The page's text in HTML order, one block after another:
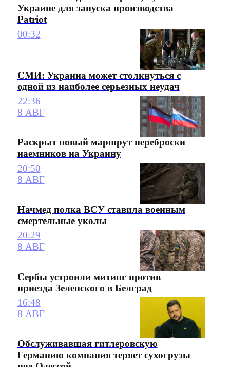
Украине для запуска производства
Patriot
00:32
СМИ: Украина может столкнуться с
одной из наиболее серьезных неудач
22:36
8 АВГ
Раскрыт новый маршрут переброски
наемников на Украину
20:50
8 АВГ
Начмед полка ВСУ ставила военным
смертельные уколы
20:29
8 АВГ
Сербы устроили митинг против
приезда Зеленского в Белград
16:48
8 АВГ
Обслуживавшая гитлеровскую
Германию компания теряет сухогрузы